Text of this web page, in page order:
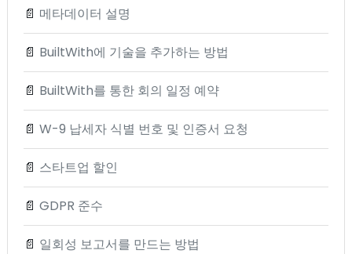
📄 메타데이터 설명
📄 BuiltWith에 기술을 추가하는 방법
📄 BuiltWith를 통한 회의 일정 예약
📄 W-9 납세자 식별 번호 및 인증서 요청
📄 스타트업 할인
📄 GDPR 준수
📄 일회성 보고서를 만드는 방법